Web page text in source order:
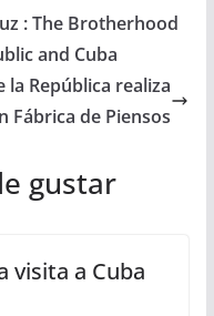
: The Brotherhood
and Cuba
República realiza
Fábrica de Piensos
gustar
visita a Cuba